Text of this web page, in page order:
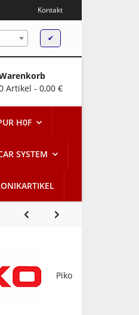
Kontakt
✔
H0F
SYSTEM
Artikel
0,00 €
Piko